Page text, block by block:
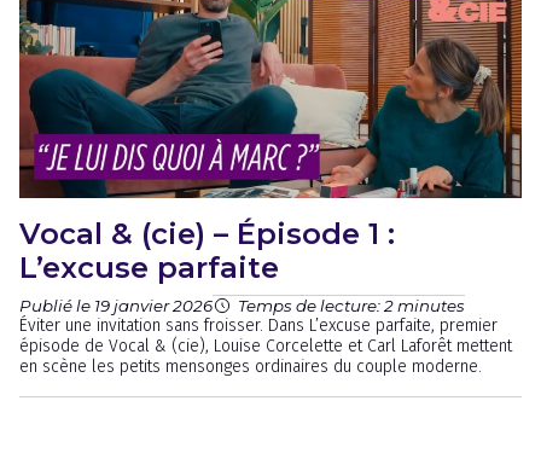
Vocal & (cie) – Épisode 1 :
L’excuse parfaite
Publié le 19 janvier 2026 Temps de lecture: 2 minutes
Éviter une invitation sans froisser. Dans L’excuse parfaite, premier
épisode de Vocal & (cie), Louise Corcelette et Carl Laforêt mettent
en scène les petits mensonges ordinaires du couple moderne.